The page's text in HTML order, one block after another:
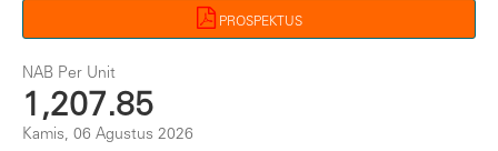
PROSPEKTUS
NAB Per Unit
1,207.85
Kamis, 06 Agustus 2026